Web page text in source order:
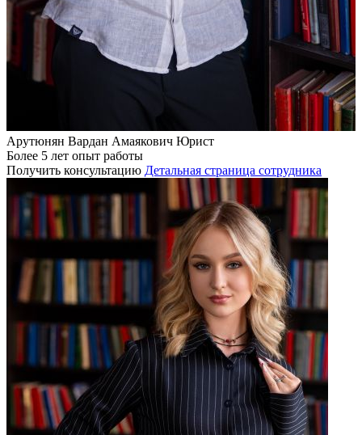
Арутюнян Вардан Амаякович Юрист
Более 5 лет опыт работы
Получить консультацию Детальная страница сотрудника